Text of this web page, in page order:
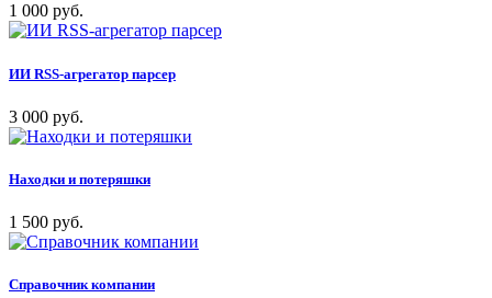
1 000 руб.
ИИ RSS-агрегатор парсер
3 000 руб.
Находки и потеряшки
1 500 руб.
Справочник компании